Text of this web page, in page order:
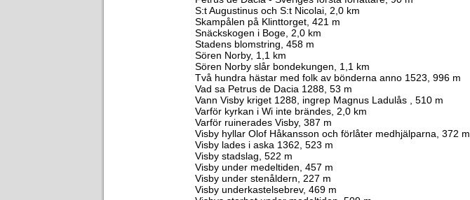
S:t Augustinus och S:t Nicolai, 2,0 km
Skampålen på Klinttorget, 421 m
Snäckskogen i Boge, 2,0 km
Stadens blomstring, 458 m
Sören Norby, 1,1 km
Sören Norby slår bondekungen, 1,1 km
Två hundra hästar med folk av bönderna anno 1523, 996 m
Vad sa Petrus de Dacia 1288, 53 m
Vann Visby kriget 1288, ingrep Magnus Ladulås , 510 m
Varför kyrkan i Wi inte brändes, 2,0 km
Varför ruinerades Visby, 387 m
Visby hyllar Olof Håkansson och förlåter medhjälparna, 372 m
Visby lades i aska 1362, 523 m
Visby stadslag, 522 m
Visby under medeltiden, 457 m
Visby under stenåldern, 227 m
Visby underkastelsebrev, 469 m